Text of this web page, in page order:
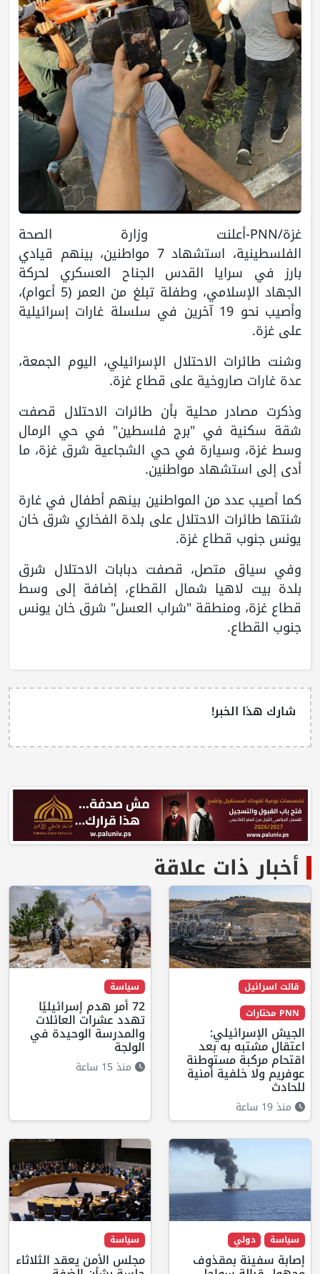
غزة/PNN-أعلنت وزارة الصحة
الفلسطينية، استشهاد 7 مواطنين، بينهم قيادي
بارز في سرايا القدس الجناح العسكري لحركة
الجهاد الإسلامي، وطفلة تبلغ من العمر (5 أعوام)،
وأصيب نحو 19 آخرين في سلسلة غارات إسرائيلية
على غزة.
وشنت طائرات الاحتلال الإسرائيلي، اليوم الجمعة،
عدة غارات صاروخية على قطاع غزة.
وذكرت مصادر محلية بأن طائرات الاحتلال قصفت
شقة سكنية في "برج فلسطين" في حي الرمال
وسط غزة، وسيارة في حي الشجاعية شرق غزة، ما
أدى إلى استشهاد مواطنين.
كما أصيب عدد من المواطنين بينهم أطفال في غارة
شنتها طائرات الاحتلال على بلدة الفخاري شرق خان
يونس جنوب قطاع غزة.
وفي سياق متصل، قصفت دبابات الاحتلال شرق
بلدة بيت لاهيا شمال القطاع، إضافة إلى وسط
قطاع غزة، ومنطقة "شراب العسل" شرق خان يونس
جنوب القطاع.
شارك هذا الخبر!
أخبار ذات علاقة
قالت اسرائيل
PNN مختارات
الجيش الإسرائيلي:
اعتقال مشتبه به بعد
اقتحام مركبة مستوطنة
عوفريم ولا خلفية أمنية
للحادث
منذ 19 ساعة
سياسة
72 أمر هدم إسرائيليًا
تهدد عشرات العائلات
والمدرسة الوحيدة في
الولجة
منذ 15 ساعة
سياسة دولي
إصابة سفينة بمقذوف
سياسة
مجلس الأمن يعقد الثلاثاء